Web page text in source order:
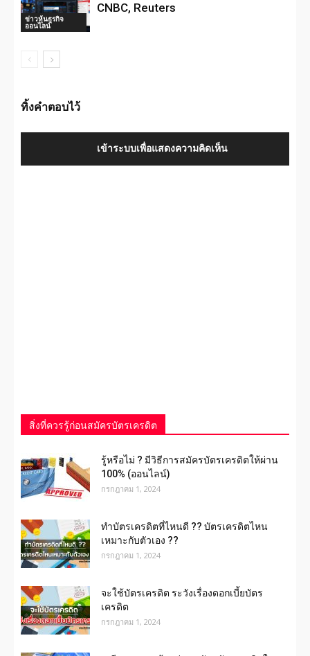
ข่าวหุ้นธุรกิจ
ออนไลน์
CNBC, Reuters
ทิ้งคำตอบไว้
เข้าระบบเพื่อแสดงความคิดเห็น
สิ่งที่ควรรู้ก่อนสมัครบัตรเครดิต
รู้หรือไม่ ? มีวิธีการสมัครบัตรเครดิตให้ผ่าน
100% (ออนไลน์)
กรกฎาคม 1, 2024
ทำบัตรเครดิตที่ไหนดี ?? บัตรเครดิตไหน
เหมาะกับตัวเอง ??
กรกฎาคม 1, 2024
จะใช้บัตรเครดิต ระวังเรื่องดอกเบี้ยบัตร
เครดิต
กรกฎาคม 1, 2024